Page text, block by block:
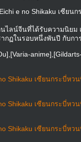
e no Shikaku เซียน
ไลน์จีนที่ได้รับความนิยม
กฏในรอบหนึ่งพันปี กับกา
Shikaku เซียนกระบี่หว
Shikaku เซียนกระบี่ห
Shikaku เซียนกระบี่ห